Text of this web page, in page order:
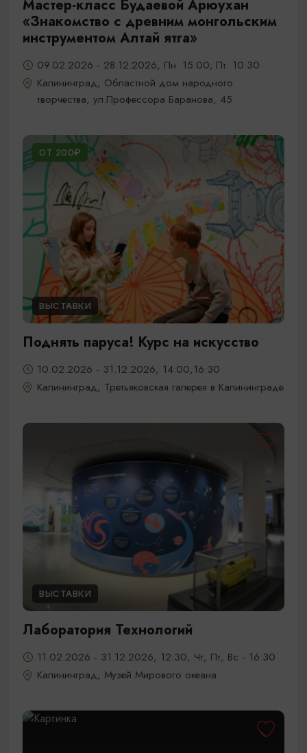
Мастер-класс Будаевой Арюухан
«Знакомство с древним монгольским
инструментом Алтай ятга»
09.02.2026 - 28.12.2026, Пн. 15:00; Пт. 10:30
Калининград, Областной дом народного
творчества, ул.Профессора Баранова, 45
ОТ 200₽
ВЫСТАВКИ
Поднять паруса! Курс на искусство
10.02.2026 - 31.12.2026, 14:00,16:30
Калининград, Третьяковская галерея в Калининграде
ВЫСТАВКИ
Лаборатория Технологий
11.02.2026 - 31.12.2026, 12:30, Чт, Пт, Вс - 16:30
Калининград, Музей Мирового океана